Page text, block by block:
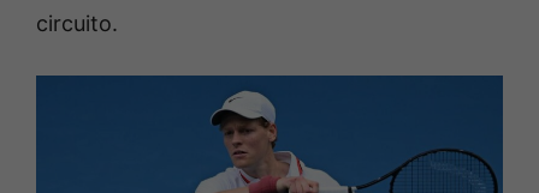
circuito.